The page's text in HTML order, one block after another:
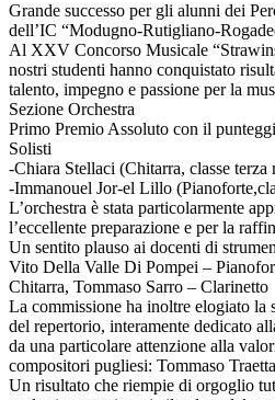
Grande successo per gli alunni dei
dell’IC “Modugno-Rutigliano-
Al XXV Concorso Musicale
nostri studenti hanno conquistato
talento, impegno e passione per la
Sezione Orchestra
Primo Premio Assoluto con il
Solisti
-Chiara Stellaci (Chitarra, classe terza
-Immanouel Jor-el Lillo
L’orchestra è stata particolarmente
l’eccellente preparazione e per la
Un sentito plauso ai docenti di
Vito Della Valle Di Pompei –
Chitarra, Tommaso Sarro – Clarinetto
La commissione ha inoltre elogiato la
del repertorio, interamente dedicato
da una particolare attenzione alla
compositori pugliesi: Tommaso
Un risultato che riempie di orgoglio